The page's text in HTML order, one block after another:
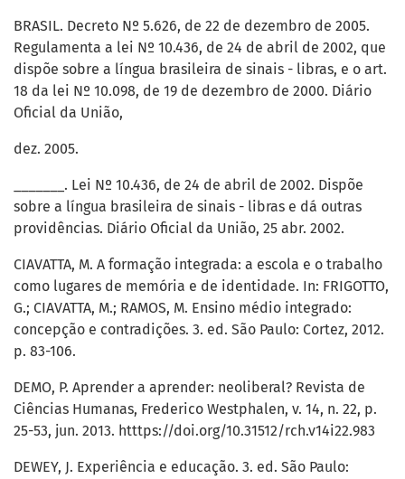
BRASIL. Decreto Nº 5.626, de 22 de dezembro de 2005.
Regulamenta a lei Nº 10.436, de 24 de abril de 2002, que
dispõe sobre a língua brasileira de sinais - libras, e o art.
18 da lei Nº 10.098, de 19 de dezembro de 2000. Diário
Oficial da União,
dez. 2005.
_______. Lei Nº 10.436, de 24 de abril de 2002. Dispõe
sobre a língua brasileira de sinais - libras e dá outras
providências. Diário Oficial da União, 25 abr. 2002.
CIAVATTA, M. A formação integrada: a escola e o trabalho
como lugares de memória e de identidade. In: FRIGOTTO,
G.; CIAVATTA, M.; RAMOS, M. Ensino médio integrado:
concepção e contradições. 3. ed. São Paulo: Cortez, 2012.
p. 83-106.
DEMO, P. Aprender a aprender: neoliberal? Revista de
Ciências Humanas, Frederico Westphalen, v. 14, n. 22, p.
25-53, jun. 2013. htttps://doi.org/10.31512/rch.v14i22.983
DEWEY, J. Experiência e educação. 3. ed. São Paulo: